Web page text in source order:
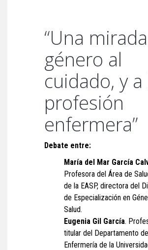
“Una
género al
cuidado, y a
profesión
enfermera”
Debate entre:
María del Mar García
Profesora del Área de
de la EASP, directora del
de Especialización en
Salud.
Eugenia Gil García.
titular del Departamento de
Enfermería de la